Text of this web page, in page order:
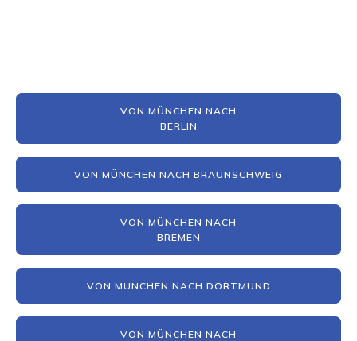
VON MÜNCHEN NACH
BERLIN
VON MÜNCHEN NACH BRAUNSCHWEIG
VON MÜNCHEN NACH
BREMEN
VON MÜNCHEN NACH DORTMUND
VON MÜNCHEN NACH